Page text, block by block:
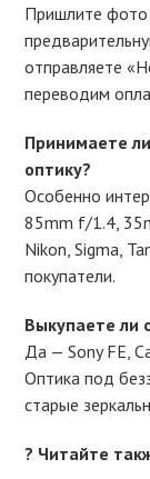
Пришлите
отправляете
переводим
Принимаете
оптику?
Особенно
85mm f/1.4,
Nikon, Sigma,
покупатели.
Выкупаете ли
Да — Sony FE,
Оптика под
старые
? Читайте